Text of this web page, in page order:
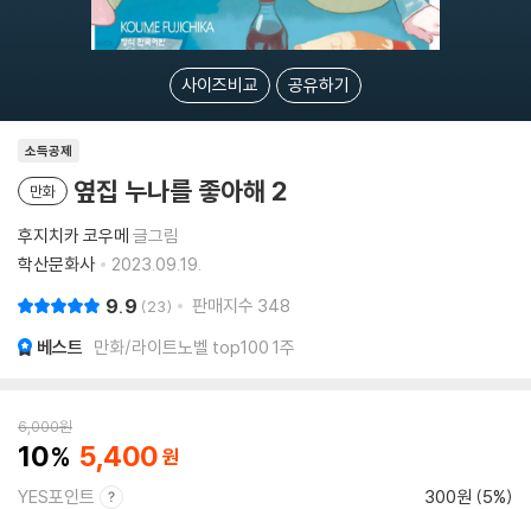
사이즈비교 공유하기
소득공제
만화 옆집 누나를 좋아해 2
후지치카 코우메 글그림
학산문화사
2023.09.19.
9.9 23 판매지수 348
베스트 만화/라이트노벨 top100 1주
6,000원
10 5,400
YES포인트 300원 (5%)